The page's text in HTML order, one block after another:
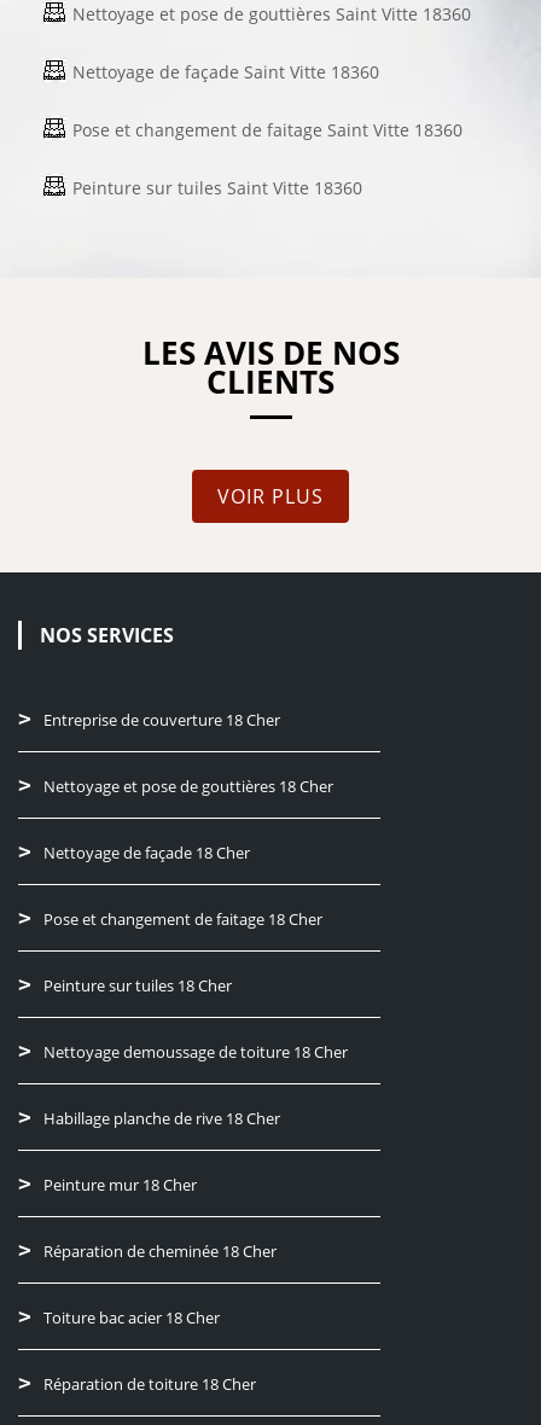
Nettoyage et pose de gouttières Saint Vitte 18360
Nettoyage de façade Saint Vitte 18360
Pose et changement de faitage Saint Vitte 18360
Peinture sur tuiles Saint Vitte 18360
LES AVIS DE NOS
CLIENTS
VOIR PLUS
NOS SERVICES
Entreprise de couverture 18 Cher
Nettoyage et pose de gouttières 18 Cher
Nettoyage de façade 18 Cher
Pose et changement de faitage 18 Cher
Peinture sur tuiles 18 Cher
Nettoyage demoussage de toiture 18 Cher
Habillage planche de rive 18 Cher
Peinture mur 18 Cher
Réparation de cheminée 18 Cher
Toiture bac acier 18 Cher
Réparation de toiture 18 Cher